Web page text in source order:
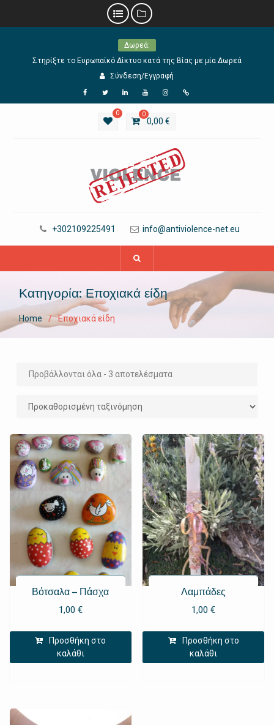
Δωρεά:
Στηρίξτε το Ευρωπαϊκό Δίκτυο κατά της Βίας με μία Δωρεά
Σύνδεση/Εγγραφή
Facebook
TwitterLinkedinYouTubeInstagram
URL
0 0
0,00€
+302109225491 info@antiviolence-net.eu
Κατηγορία:Εποχιακά είδη
Home Εποχιακά είδη
Προβάλλονται όλα - 3 αποτελέσματα
Βότσαλα – Πάσχα
1,00 €
Προσθήκη στο
καλάθι
Λαμπάδες
1,00€
Προσθήκη στο
καλάθι